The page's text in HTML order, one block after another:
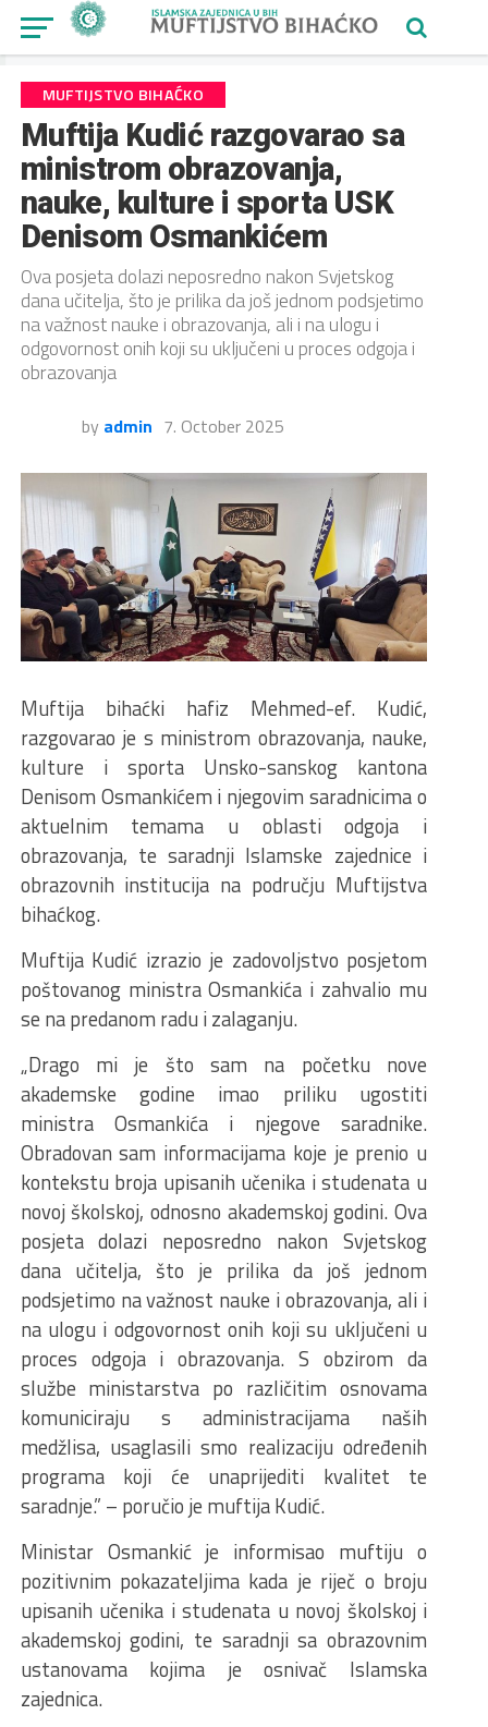
MUFTIJSTVO BIHAĆKO
Muftija Kudić razgovarao sa
ministrom obrazovanja,
nauke, kulture i sporta USK
Denisom Osmankićem
Ova posjeta dolazi neposredno nakon Svjetskog
dana učitelja, što je prilika da još jednom podsjetimo
na važnost nauke i obrazovanja, ali i na ulogu i
odgovornost onih koji su uključeni u proces odgoja i
obrazovanja
by admin 7. October 2025
Muftija bihaćki hafiz Mehmed-ef. Kudić,
razgovarao je s ministrom obrazovanja, nauke,
kulture i sporta Unsko-sanskog kantona
Denisom Osmankićem i njegovim saradnicima o
aktuelnim temama u oblasti odgoja i
obrazovanja, te saradnji Islamske zajednice i
obrazovnih institucija na području Muftijstva
bihaćkog.
Muftija Kudić izrazio je zadovoljstvo posjetom
poštovanog ministra Osmankića i zahvalio mu
se na predanom radu i zalaganju.
„Drago mi je što sam na početku nove
akademske godine imao priliku ugostiti
ministra Osmankića i njegove saradnike.
Obradovan sam informacijama koje je prenio u
kontekstu broja upisanih učenika i studenata u
novoj školskoj, odnosno akademskoj godini. Ova
posjeta dolazi neposredno nakon Svjetskog
dana učitelja, što je prilika da još jednom
podsjetimo na važnost nauke i obrazovanja, ali i
na ulogu i odgovornost onih koji su uključeni u
proces odgoja i obrazovanja. S obzirom da
službe ministarstva po različitim osnovama
komuniciraju s administracijama naših
medžlisa, usaglasili smo realizaciju određenih
programa koji će unaprijediti kvalitet te
saradnje.” – poručio je muftija Kudić.
Ministar Osmankić je informisao muftiju o
pozitivnim pokazateljima kada je riječ o broju
upisanih učenika i studenata u novoj školskoj i
akademskoj godini, te saradnji sa obrazovnim
ustanovama kojima je osnivač Islamska
zajednica.